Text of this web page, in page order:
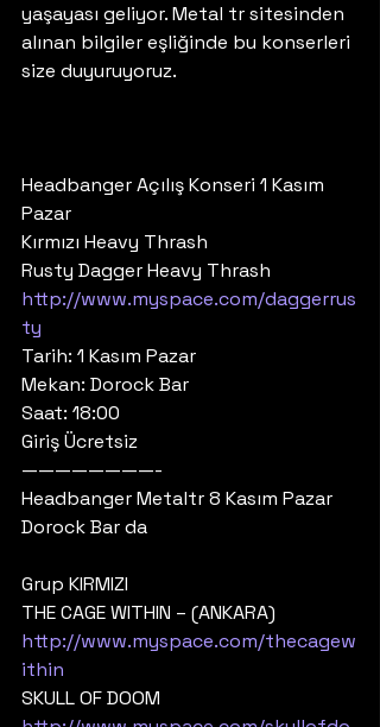
yaşayası geliyor. Metal tr sitesinden
alınan bilgiler eşliğinde bu konserleri
size duyuruyoruz.
Headbanger Açılış Konseri 1 Kasım
Pazar
Kırmızı Heavy Thrash
Rusty Dagger Heavy Thrash
http://www.myspace.com/daggerrus
ty
Tarih: 1 Kasım Pazar
Mekan: Dorock Bar
Saat: 18:00
Giriş Ücretsiz
————————-
Headbanger Metaltr 8 Kasım Pazar
Dorock Bar da
Grup KIRMIZI
THE CAGE WITHIN – (ANKARA)
http://www.myspace.com/thecagew
ithin
SKULL OF DOOM